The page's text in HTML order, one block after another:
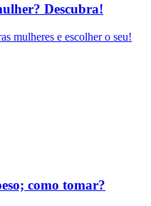
Descubra!
mulheres e escolher o seu!
como tomar?